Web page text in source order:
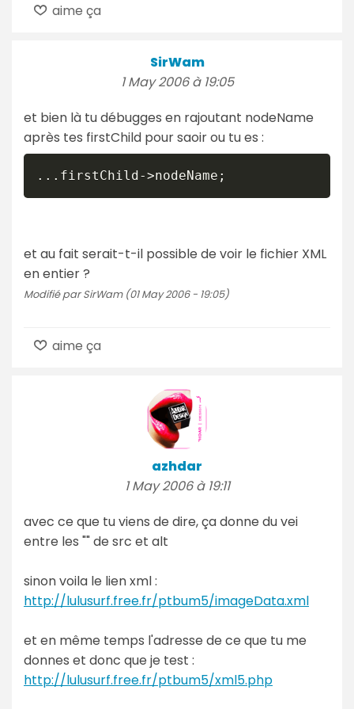
aime ça
SirWam
1 May 2006 à 19:05
et bien là tu débugges en rajoutant nodeName
après tes firstChild pour saoir ou tu es :
...firstChild->nodeName;
et au fait serait-t-il possible de voir le fichier XML
en entier ?
Modifié par SirWam (01 May 2006 - 19:05)
aime ça
azhdar
1 May 2006 à 19:11
avec ce que tu viens de dire, ça donne du vei
entre les "" de src et alt
sinon voila le lien xml :
http://lulusurf.free.fr/ptbum5/imageData.xml
et en même temps l'adresse de ce que tu me
donnes et donc que je test :
http://lulusurf.free.fr/ptbum5/xml5.php